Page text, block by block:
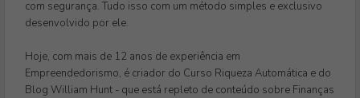
com segurança. Tudo isso com um método simples e exclusivo
desenvolvido por ele.
Hoje, com mais de 12 anos de experiência em
Empreendedorismo, é criador do Curso Riqueza Automática e do
Blog William Hunt - que está repleto de conteúdo sobre Finanças